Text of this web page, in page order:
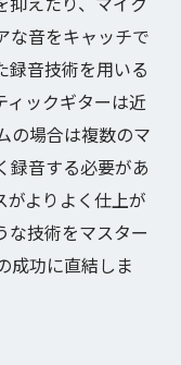
な音をキャッチで
録音技術を用いる
ィックギターは近
の場合は複数のマ
録音する必要があ
がよりよく仕上が
な技術をマスター
成功に直結しま